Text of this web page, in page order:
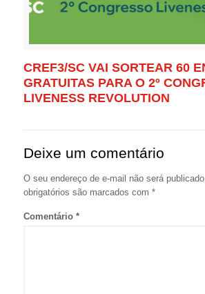
CREF3/SC VAI SORTEAR 60
GRATUITAS PARA O 2º
LIVENESS REVOLUTION
Deixe um comentário
O seu endereço de e-mail não será
obrigatórios são marcados com *
Comentário *